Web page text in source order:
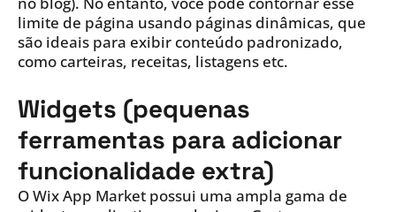
limite de página usando páginas dinâmicas, que
são ideais para exibir conteúdo padronizado,
como carteiras, receitas, listagens etc.
Widgets (pequenas
ferramentas para adicionar
funcionalidade extra)
O Wix App Market possui uma ampla gama de